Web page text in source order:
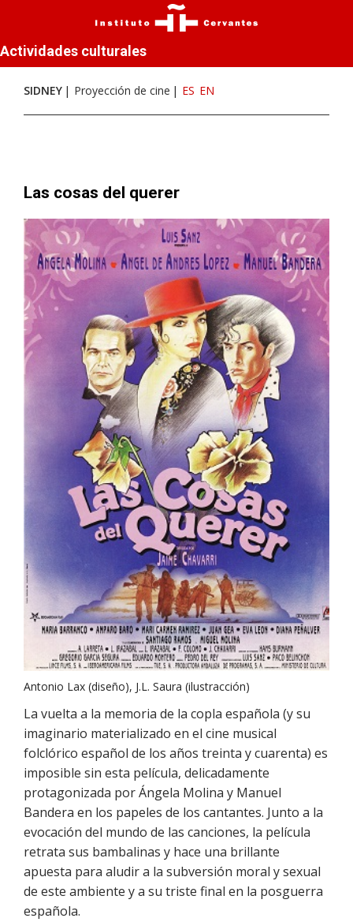
Actividades culturales
SIDNEY Proyección de cine ES EN
Las cosas del querer
Antonio Lax (diseño), J.L. Saura (ilustracción)
La vuelta a la memoria de la copla española (y su
imaginario materializado en el cine musical
folclórico español de los años treinta y cuarenta) es
imposible sin esta película, delicadamente
protagonizada por Ángela Molina y Manuel
Bandera en los papeles de los cantantes. Junto a la
evocación del mundo de las canciones, la película
retrata sus bambalinas y hace una brillante
apuesta para aludir a la subversión moral y sexual
de este ambiente y a su triste final en la posguerra
española.